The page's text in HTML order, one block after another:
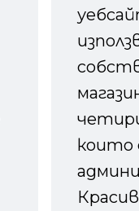
които